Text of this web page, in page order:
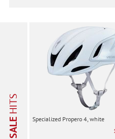
SALE
HITS
Specialized Propero 4, white